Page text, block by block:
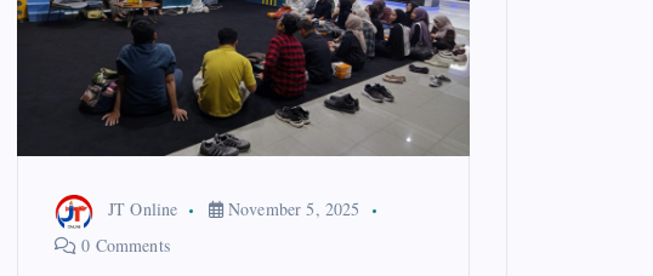
JT Online
November 5, 2025
0 Comments